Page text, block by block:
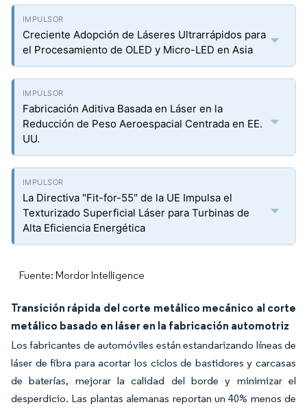
Creciente Adopción de Láseres Ultrarrápidos para
el Procesamiento de OLED y Micro-LED en Asia
Fabricación Aditiva Basada en Láser en la
Reducción de Peso Aeroespacial Centrada en EE.
UU.
La Directiva "Fit-for-55" de la UE Impulsa el
Texturizado Superficial Láser para Turbinas de
Alta Eficiencia Energética
Fuente: Mordor Intelligence
Transición rápida del corte metálico mecánico al corte
metálico basado en láser en la fabricación automotriz
Los fabricantes de automóviles están estandarizando líneas de
láser de fibra para acortar los ciclos de bastidores y carcasas
de baterías, mejorar la calidad del borde y minimizar el
desperdicio. Las plantas alemanas reportan un 40% menos de